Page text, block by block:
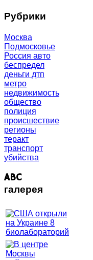
Рубрики
Москва
Подмосковье
Россия авто
беспредел
деньги дтп
метро
недвижимость
общество
полиция
происшествие
регионы
теракт
транспорт
убийства
ABC
галерея